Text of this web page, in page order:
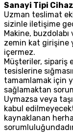
Sanayi Tipi
Uzman teslimat
sizinle iletişime
Makine,
zemin kat girişine
içermez.
Müşteriler, sipariş
tesislerine
tamamlamak için
sağlamaktan
Uymazsa veya
kabul
kaynaklanan